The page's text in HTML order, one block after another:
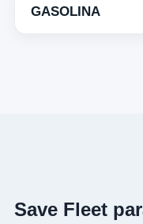
GASOLINA
Save Fleet